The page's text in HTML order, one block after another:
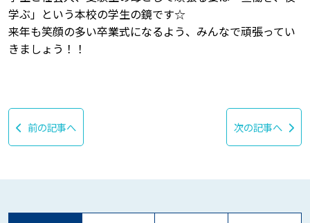
学ぶ」という本校の学生の鏡です☆
来年も笑顔の多い卒業式になるよう、みんなで頑張ってい
きましょう！！
前の記事へ 次の記事へ